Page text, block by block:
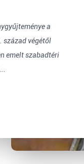
a
század végétől
emelt szabadtéri